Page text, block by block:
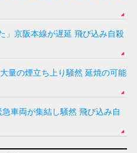
」京阪本線が遅延 飛び込み自殺
量の煙立ち上り騒然 延焼の可能
車両が集結し騒然 飛び込み自